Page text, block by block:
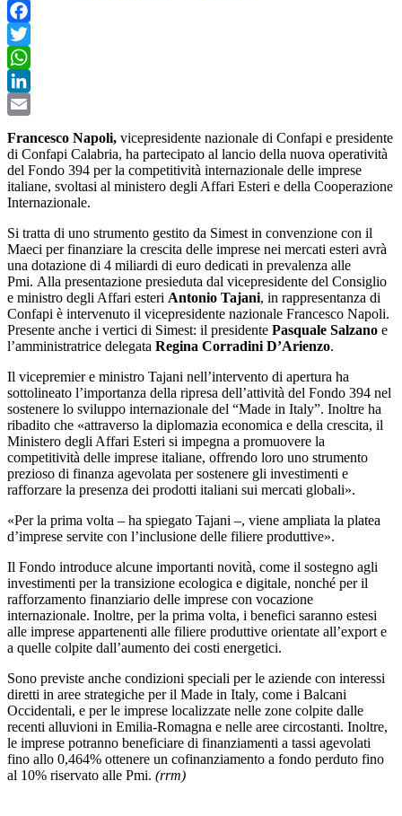
Facebook
Twitter
WhatsApp
LinkedIn
Francesco Napoli, vicepresidente nazionale di Confapi e presidente
di Confapi Calabria, ha partecipato al lancio della nuova operatività
del Fondo 394 per la competitività internazionale delle imprese
italiane, svoltasi al ministero degli Affari Esteri e della Cooperazione
Internazionale.
Si tratta di uno strumento gestito da Simest in convenzione con il
Maeci per finanziare la crescita delle imprese nei mercati esteri avrà
una dotazione di 4 miliardi di euro dedicati in prevalenza alle
Pmi. Alla presentazione presieduta dal vicepresidente del Consiglio
e ministro degli Affari esteri Antonio Tajani, in rappresentanza di
Confapi è intervenuto il vicepresidente nazionale Francesco Napoli.
Presente anche i vertici di Simest: il presidente Pasquale Salzano e
l’amministratrice delegata Regina Corradini D’Arienzo.
Il vicepremier e ministro Tajani nell’intervento di apertura ha
sottolineato l’importanza della ripresa dell’attività del Fondo 394 nel
sostenere lo sviluppo internazionale del “Made in Italy”. Inoltre ha
ribadito che «attraverso la diplomazia economica e della crescita, il
Ministero degli Affari Esteri si impegna a promuovere la
competitività delle imprese italiane, offrendo loro uno strumento
prezioso di finanza agevolata per sostenere gli investimenti e
rafforzare la presenza dei prodotti italiani sui mercati globali».
«Per la prima volta – ha spiegato Tajani –, viene ampliata la platea
d’imprese servite con l’inclusione delle filiere produttive».
Il Fondo introduce alcune importanti novità, come il sostegno agli
investimenti per la transizione ecologica e digitale, nonché per il
rafforzamento finanziario delle imprese con vocazione
internazionale. Inoltre, per la prima volta, i benefici saranno estesi
alle imprese appartenenti alle filiere produttive orientate all’export e
a quelle colpite dall’aumento dei costi energetici.
Sono previste anche condizioni speciali per le aziende con interessi
diretti in aree strategiche per il Made in Italy, come i Balcani
Occidentali, e per le imprese localizzate nelle zone colpite dalle
recenti alluvioni in Emilia-Romagna e nelle aree circostanti. Inoltre,
le imprese potranno beneficiare di finanziamenti a tassi agevolati
fino allo 0,464% ottenere un cofinanziamento a fondo perduto fino
al 10% riservato alle Pmi. (rrm)